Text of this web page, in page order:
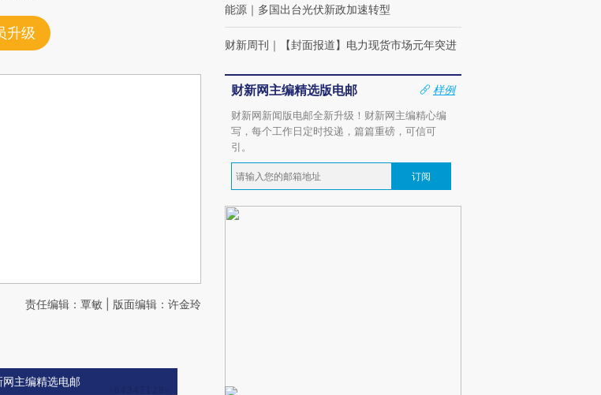
升级
责任编辑：覃敏 | 版面编辑：许金玲
网主编精选电邮
能源 ｜ 多国出台光伏新政加速转型
财新周刊 ｜ 【封面报道】电力现货市场元年突进
财新网主编精选版电邮
样例
财新网新闻版电邮全新升级！财新网主编精心编
写，每个工作日定时投递，篇篇重磅，可信可
引。
订阅